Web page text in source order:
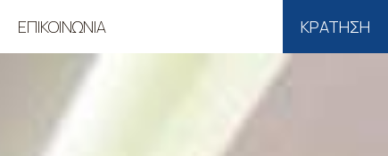
ΚΡΆΤΗΣΗ
ΕΠΙΚΟΙΝΩΝΊΑ